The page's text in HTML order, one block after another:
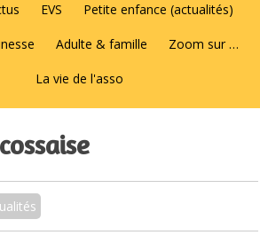
EVS Petite enfance (actualités)
Adulte & famille Zoom sur …
La vie de l'asso